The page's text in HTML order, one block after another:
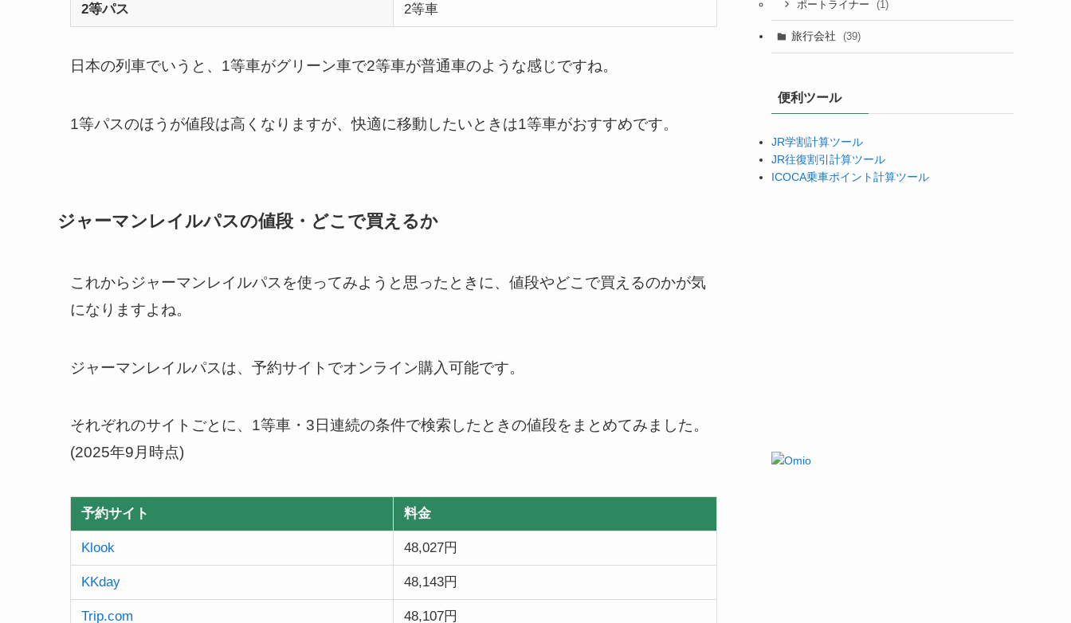
2等パス 2等車
日本の列車でいうと、1等車がグリーン車で2等車が普通車のような感じですね。
1等パスのほうが値段は高くなりますが、快適に移動したいときは1等車がおすすめです。
ジャーマンレイルパスの値段・どこで買えるか
これからジャーマンレイルパスを使ってみようと思ったときに、値段やどこで買えるのかが気
になりますよね。
ジャーマンレイルパスは、予約サイトでオンライン購入可能です。
それぞれのサイトごとに、1等車・3日連続の条件で検索したときの値段をまとめてみました。
(2025年9月時点)
予約サイト 料金
Klook 48,027円
KKday 48,143円
Trip.com 48,107円
ポートライナー (1)
旅行会社 (39)
便利ツール
JR学割計算ツール
JR往復割引計算ツール
ICOCA乗車ポイント計算ツール